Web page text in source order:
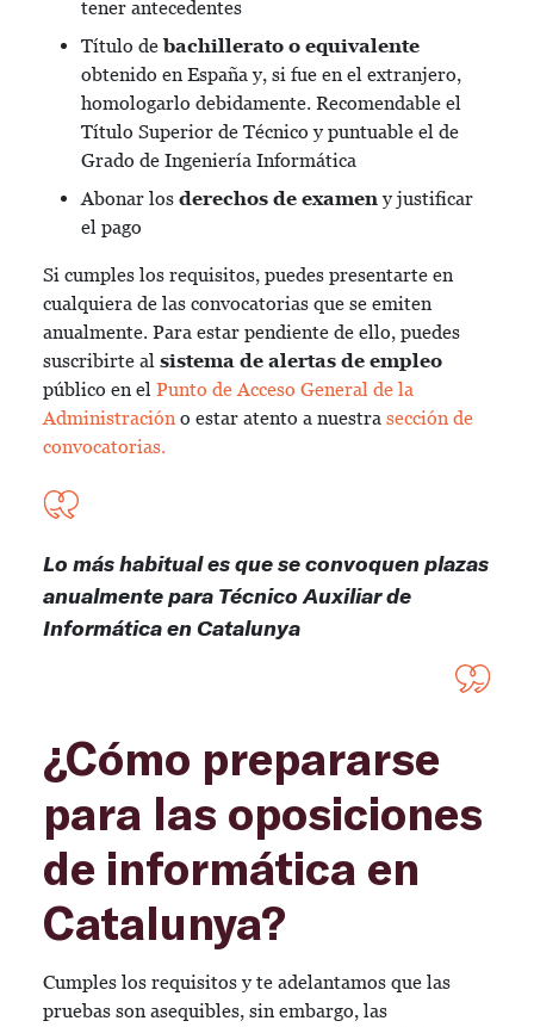
tener antecedentes
Título debachillerato o equivalente
obtenido en España y, si fue en el extranjero,
homologarlo debidamente. Recomendable el
Título Superior de Técnico y puntuable el de
Grado de Ingeniería Informática
Abonar los derechos de exameny justificar
el pago
Si cumples los requisitos, puedes presentarte en
cualquiera de las convocatorias que se emiten
anualmente. Para estar pendiente de ello, puedes
suscribirte al sistema de alertas de empleo
público en el Punto de Acceso General de la
Administración o estar atento a nuestra sección de
convocatorias.
Lo más habitual es que se convoquen plazas
anualmente para Técnico Auxiliar de
Informática en Catalunya
¿Cómo prepararse
para las oposiciones
de informática en
Catalunya?
Cumples los requisitos y te adelantamos que las
pruebas son asequibles, sin embargo, las